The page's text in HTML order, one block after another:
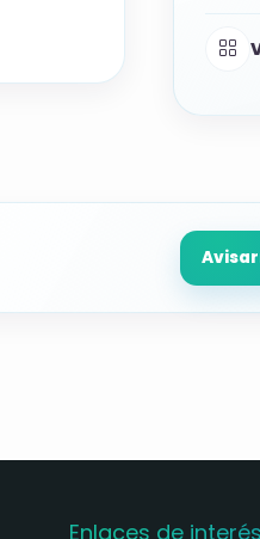
Enlaces de interés